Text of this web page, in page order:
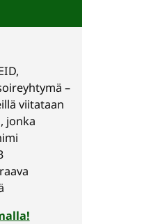
–
viitataan
jonka